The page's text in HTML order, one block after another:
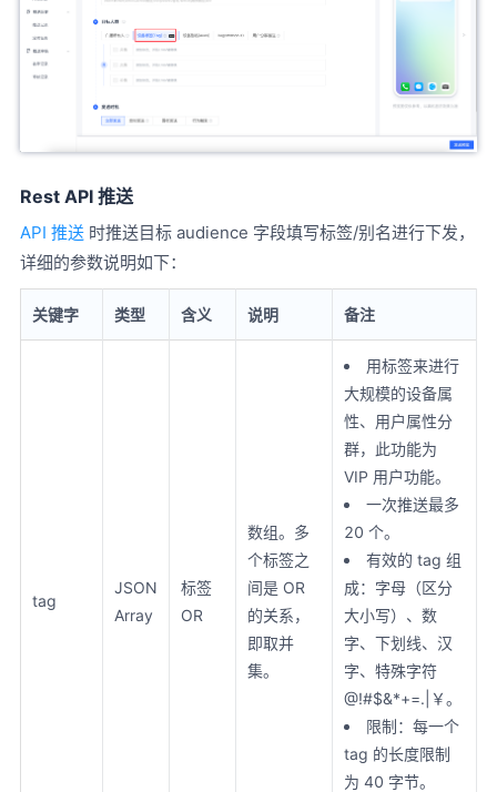
Rest API 推送
API 推送 时推送目标 audience 字段填写标签/别名进行下发，
详细的参数说明如下：
关键字 类型 含义 说明 备注
tag
JSON
Array
标签
OR
数组。多
个标签之
间是 OR
的关系，
即取并
集。
用标签来进行
大规模的设备属
性、用户属性分
群，此功能为
VIP 用户功能。
一次推送最多
20 个。
有效的 tag 组
成：字母（区分
大小写）、数
字、下划线、汉
字、特殊字符
@!#$&*+=.|￥。
限制：每一个
tag 的长度限制
为 40 字节。